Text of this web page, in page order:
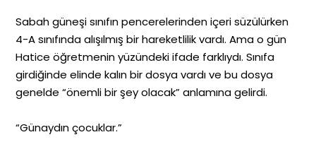
Sabah güneşi sınıfın pencerelerinden içeri süzülürken
4-A sınıfında alışılmış bir hareketlilik vardı. Ama o gün
Hatice öğretmenin yüzündeki ifade farklıydı. Sınıfa
girdiğinde elinde kalın bir dosya vardı ve bu dosya
genelde “önemli bir şey olacak” anlamına gelirdi.
“Günaydın çocuklar.”